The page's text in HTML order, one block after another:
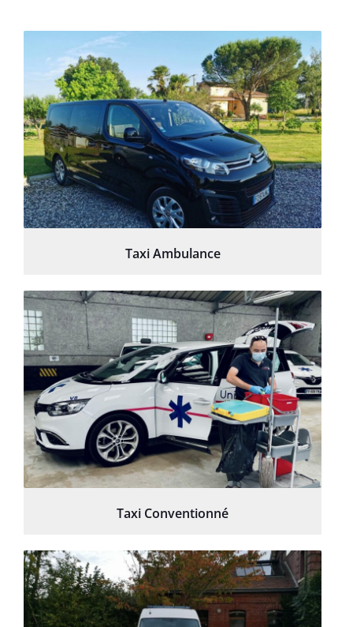
Taxi Ambulance
Taxi Conventionné